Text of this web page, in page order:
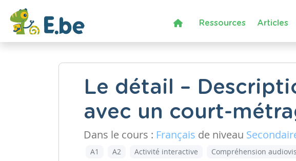
Ressources Articles
Le détail –
avec un court-
Dans le cours : Français de niveau
A1 A2 Activité interactive Compréhension